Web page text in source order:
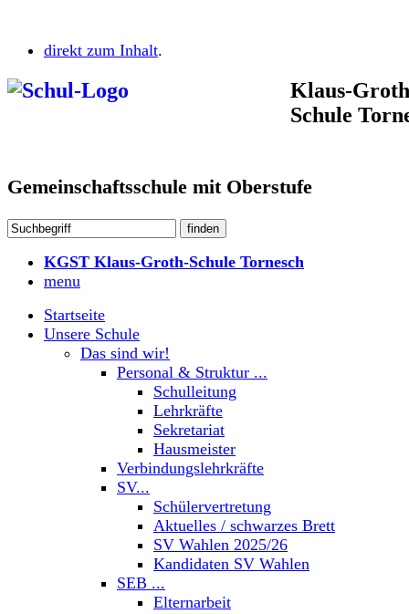
direkt zum Inhalt.
Klaus-
Schule
Gemeinschaftsschule mit Oberstufe
KGST Klaus-Groth-Schule Tornesch
menu
Startseite
Unsere Schule
Das sind wir!
Personal & Struktur ...
Schulleitung
Lehrkräfte
Sekretariat
Hausmeister
Verbindungslehrkräfte
SV...
Schülervertretung
Aktuelles / schwarzes Brett
SV Wahlen 2025/26
Kandidaten SV Wahlen
SEB ...
Elternarbeit